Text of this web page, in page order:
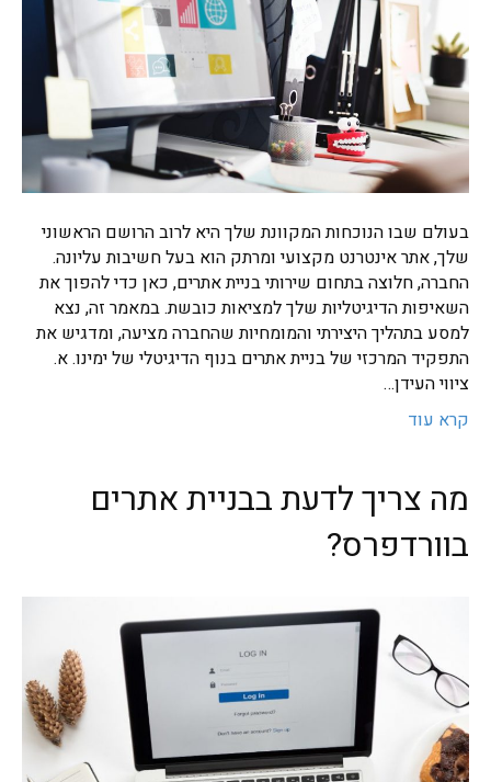
בעולם שבו הנוכחות המקוונת שלך היא לרוב הרושם הראשוני
שלך, אתר אינטרנט מקצועי ומרתק הוא בעל חשיבות עליונה.
החברה, חלוצה בתחום שירותי בניית אתרים, כאן כדי להפוך את
השאיפות הדיגיטליות שלך למציאות כובשת. במאמר זה, נצא
למסע בתהליך היצירתי והמומחיות שהחברה מציעה, ומדגיש את
התפקיד המרכזי של בניית אתרים בנוף הדיגיטלי של ימינו. א.
ציווי העידן…
קרא עוד
מה צריך לדעת בבניית אתרים
בוורדפרס?